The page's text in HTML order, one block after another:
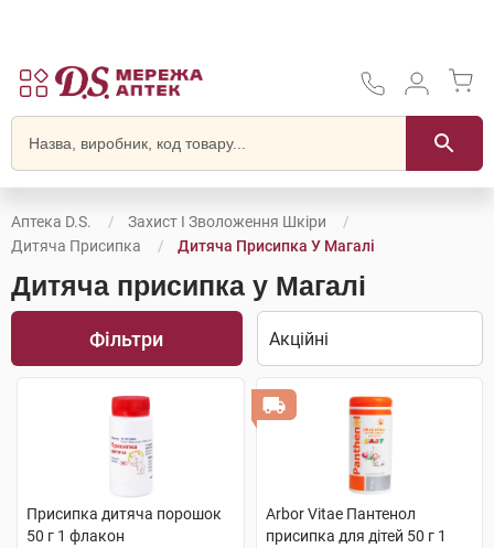
Аптека D.S.
Захист І Зволоження Шкіри
Дитяча Присипка
Дитяча Присипка У Магалі
Дитяча присипка у Магалі
Фільтри
Присипка дитяча порошок
50 г 1 флакон
Arbor Vitae Пантенол
присипка для дітей 50 г 1